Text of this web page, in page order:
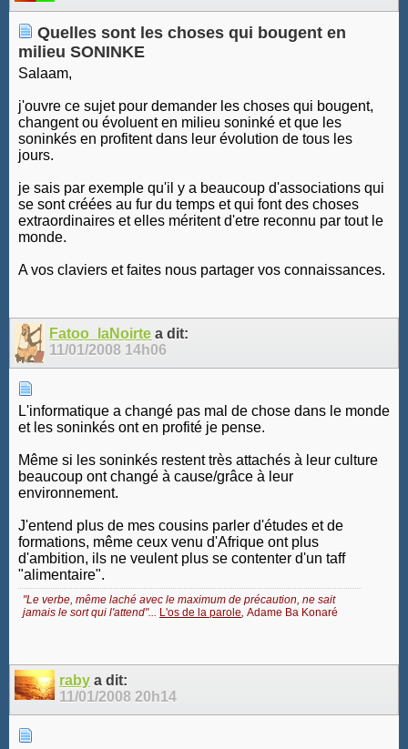
Quelles sont les choses qui bougent en
milieu SONINKE
Salaam,
j'ouvre ce sujet pour demander les choses qui bougent,
changent ou évoluent en milieu soninké et que les
soninkés en profitent dans leur évolution de tous les
jours.
je sais par exemple qu'il y a beaucoup d'associations qui
se sont créées au fur du temps et qui font des choses
extraordinaires et elles méritent d'etre reconnu par tout le
monde.
A vos claviers et faites nous partager vos connaissances.
Fatoo_laNoirte a dit:
11/01/2008 14h06
L'informatique a changé pas mal de chose dans le monde
et les soninkés ont en profité je pense.
Même si les soninkés restent très attachés à leur culture
beaucoup ont changé à cause/grâce à leur
environnement.
J'entend plus de mes cousins parler d'études et de
formations, même ceux venu d'Afrique ont plus
d'ambition, ils ne veulent plus se contenter d'un taff
"alimentaire".
"Le verbe, même laché avec le maximum de précaution, ne sait
jamais le sort qui l'attend"... L'os de la parole, Adame Ba Konaré
raby a dit:
11/01/2008 20h14